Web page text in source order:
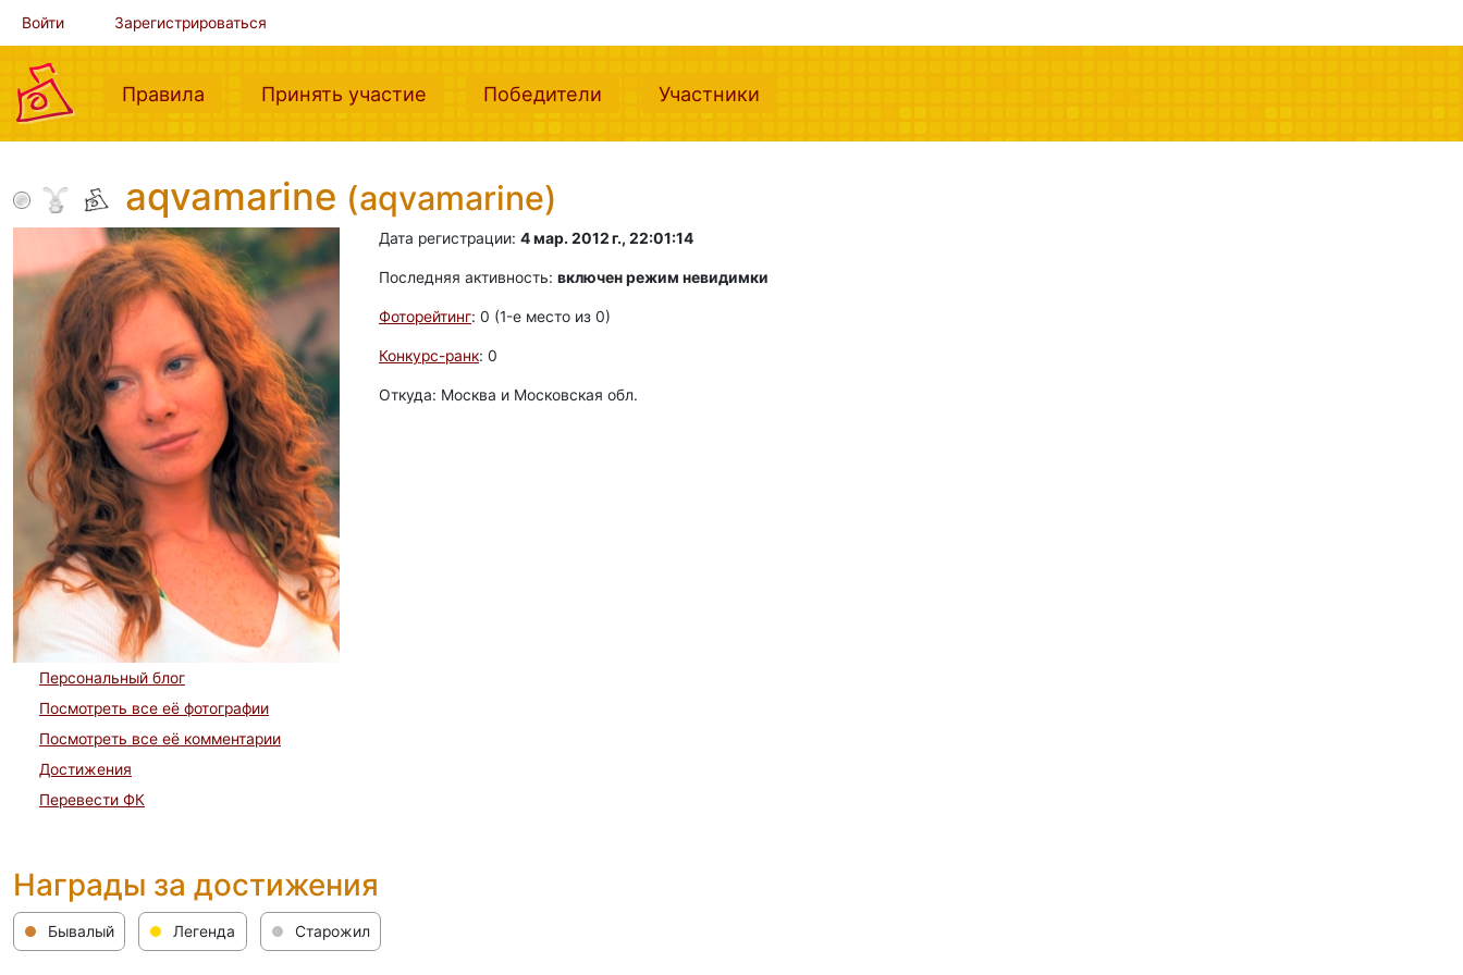
Войти Зарегистрироваться
Правила (current)Принять участие (current)Победители (current)Участники
aqvamarine (aqvamarine)
Персональный блог
Посмотреть все её фотографии
Посмотреть все её комментарии
Достижения
Перевести ФК
Дата регистрации: 4 мар. 2012 г., 22:01:14
Последняя активность: включен режим невидимки
Фоторейтинг: 0 (1-e место из 0)
Конкурс-ранк: 0
Откуда: Москва и Московская обл.
Награды за достижения
Бывалый Легенда Старожил